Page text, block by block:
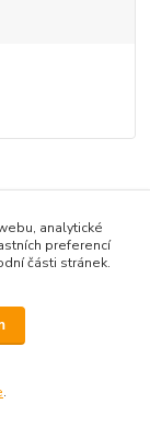
analytické
preferencí
části stránek.
.